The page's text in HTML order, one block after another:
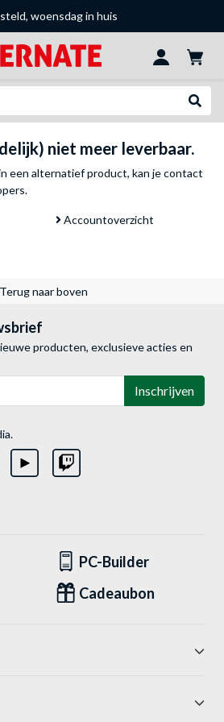
woensdag in huis
niet meer leverbaar.
een alternatief product, kan jecontact
.
Accountoverzicht
Terug naar boven
producten, exclusieve acties en
Inschrijven
PC-Builder
Cadeaubon